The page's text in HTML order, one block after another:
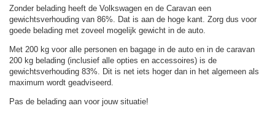
Zonder belading heeft de Volkswagen en de Caravan een
gewichtsverhouding van 86%. Dat is aan de hoge kant. Zorg dus voor
goede belading met zoveel mogelijk gewicht in de auto.
Met 200 kg voor alle personen en bagage in de auto en in de caravan
200 kg belading (inclusief alle opties en accessoires) is de
gewichtsverhouding 83%. Dit is net iets hoger dan in het algemeen als
maximum wordt geadviseerd.
Pas de belading aan voor jouw situatie!